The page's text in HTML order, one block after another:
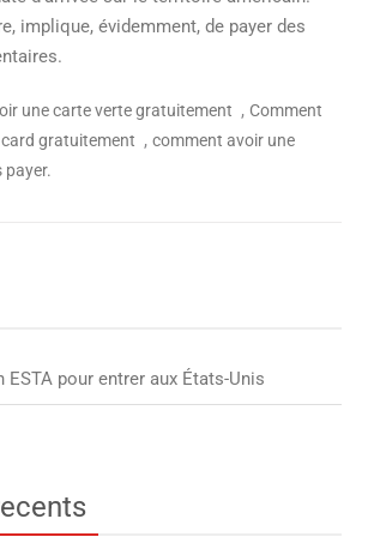
implique, évidemment, de payer des
une carte verte gratuitement , Comment
gratuitement , comment avoir une
payer.
pour entrer aux États-Unis